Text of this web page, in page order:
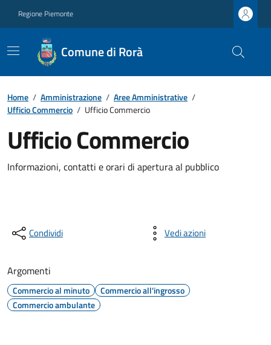
Regione Piemonte
Comune di Rorà
Home / Amministrazione / Aree Amministrative /
Ufficio Commercio / Ufficio Commercio
Ufficio Commercio
Informazioni, contatti e orari di apertura al pubblico
Condividi Vedi azioni
Argomenti
Commercio al minuto
Commercio all'ingrosso
Commercio ambulante